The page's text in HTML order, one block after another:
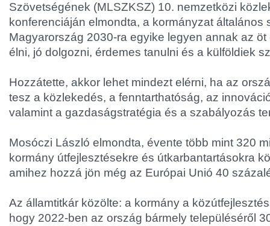
Szövetségének (MLSZKSZ) 10. nemzetközi
konferenciáján elmondta, a kormányzat általános
Magyarország 2030-ra egyike legyen annak az
élni, jó dolgozni, érdemes tanulni és a külföldiek
Hozzátette, akkor lehet mindezt elérni, ha az
tesz a közlekedés, a fenntarthatóság, az
valamint a gazdaságstratégia és a szabályozás
Mosóczi László elmondta, évente több mint 320
kormány útfejlesztésekre és útkarbantartásokra
amihez hozzá jön még az Európai Unió 40
Az államtitkár közölte: a kormány a
hogy 2022-ben az ország bármely településéről